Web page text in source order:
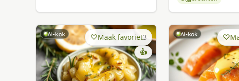
AI-kok Maak favoriet3
👍
AI-kok